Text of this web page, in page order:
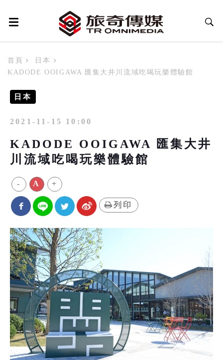
首頁
日本
KADODE OOIGAWA 匯集大井川流域吃喝玩樂體驗館
日本
2021-11-15 10:00
KADODE OOIGAWA 匯集大井
川流域吃喝玩樂體驗館
- A +
列印